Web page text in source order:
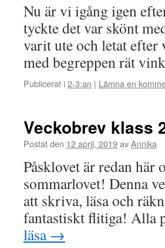
Nu är vi igång igen
tyckte det var skönt
varit ute och letat
med begreppen rät
Publicerat i2-3:an | Lämna en
Veckobrev klass
Postat den 12 april, 2019avAnnika
Påsklovet är redan
sommarlovet! Denna
att skriva, läsa och
fantastiskt flitiga! Alla
läsa →